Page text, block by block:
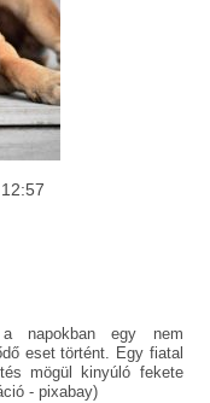
a napokban egy nem
eset történt. Egy fiatal
mögül kinyúló fekete
- pixabay)